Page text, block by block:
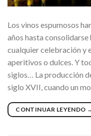
Los vinos espumosos
años hasta consolidarse
cualquier celebración y
aperitivos o dulces. Y
siglos… La producción
siglo XVII, cuando un
CONTINUAR LEYENDO